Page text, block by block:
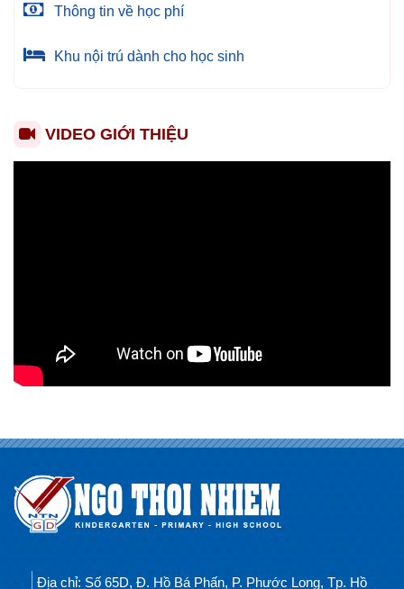
Thông tin về học phí
Khu nội trú dành cho học sinh
VIDEO GIỚI THIỆU
Địa chỉ: Số 65D, Đ. Hồ Bá Phấn, P. Phước Long, Tp. Hồ